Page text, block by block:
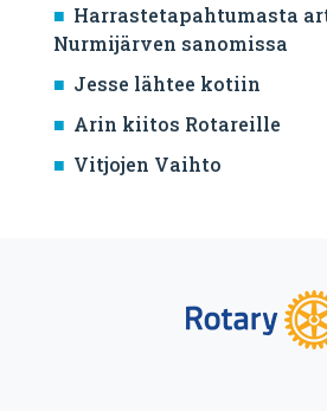
Harrastetapahtumasta
Nurmijärven sanomissa
Jesse lähtee kotiin
Arin kiitos Rotareille
Vitjojen Vaihto